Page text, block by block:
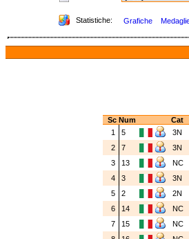
Statistiche: Grafiche
Sc Num Cat
1
5 3N
2
7 3N
3
13 NC
4
3 3N
5
2 2N
6
14 NC
7
15 NC